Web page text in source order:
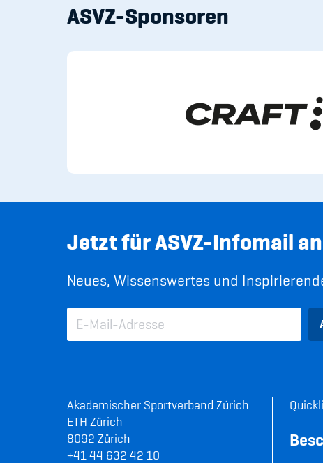
ASVZ-Sponsoren
Jetzt für ASVZ-Infomail
Neues, Wissenswertes und
Akademischer Sportverband Zürich
ETH Zürich
8092 Zürich
+41 44 632 42 10